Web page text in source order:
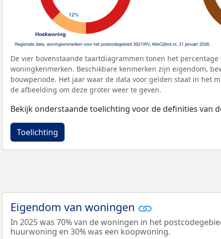
De vier bovenstaande taartdiagrammen tonen het
woningkenmerken. Beschikbare kenmerken zijn eigendom,
bouwperiode. Het jaar waar de data voor gelden staat in het
de afbeelding om deze groter weer te geven.
Bekijk onderstaande toelichting voor de definities van
Toelichting
Eigendom van woningen
In 2025 was 70% van de woningen in het
huurwoning en 30% was een koopwoning.